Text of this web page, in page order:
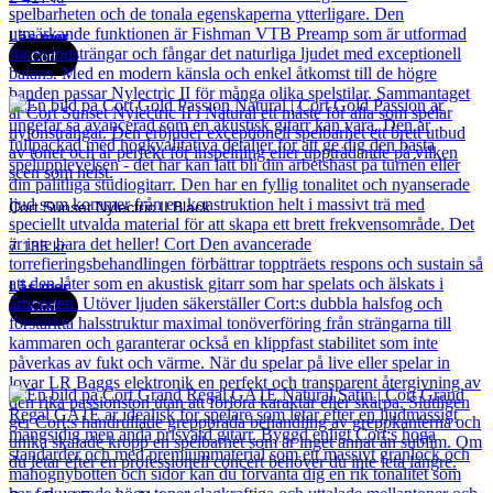
Läs mer
Cort
Cort Sunset Nylectric II Black
7 135kr
Läs mer
Cort